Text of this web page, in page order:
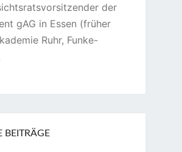
der
gAG in Essen (früher
Ruhr, Funke-
BEITRÄGE